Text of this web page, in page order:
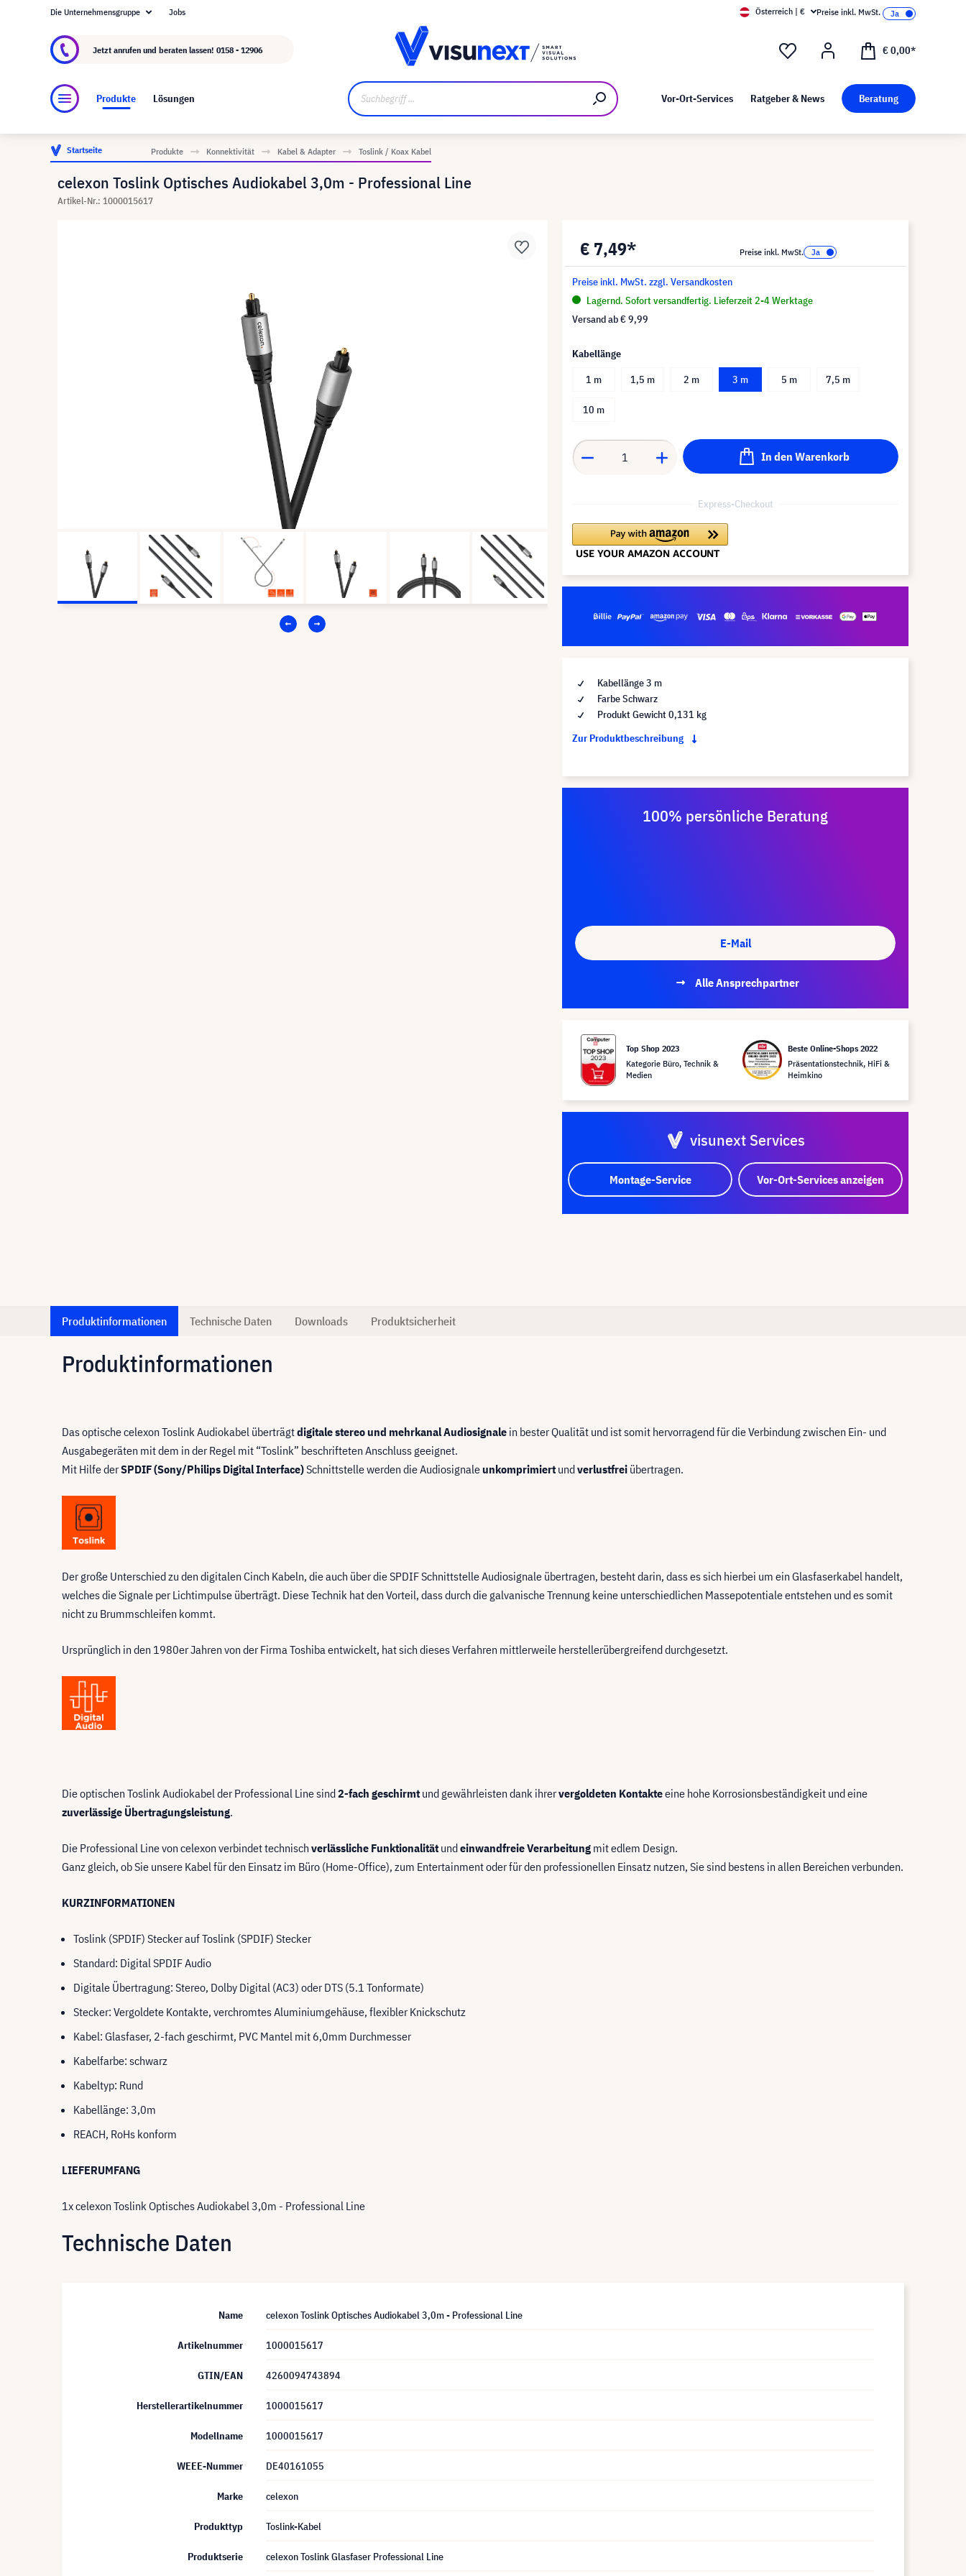
Über visunext.at Kunst bei visunext
Die Unternehmensgruppe Jobs Österreich | € Preise inkl. MwSt.
Jetzt anrufen und beraten lassen! 0158 - 12906 € 0,00*
Produkte Lösungen Vor-Ort-Services Ratgeber & News Beratung
Startseite Produkte Konnektivität Kabel & Adapter Toslink / Koax Kabel
celexon Toslink Optisches Audiokabel 3,0m - Professional Line
Artikel-Nr.: 1000015617
€ 7,49* Preise inkl. MwSt.
Preise inkl. MwSt. zzgl. Versandkosten
Lagernd. Sofort versandfertig. Lieferzeit 2-4 Werktage
Versand ab€ 9,99
Kabellänge
1 m
1,5 m 2 m 3 m 5 m 7,5 m
10 m
In den Warenkorb
Express-Checkout
Kabellänge 3 m
Farbe Schwarz
Produkt Gewicht 0,131 kg
Zur Produktbeschreibung
100% persönliche Beratung
E-Mail
Alle Ansprechpartner
Top Shop 2023
Kategorie Büro, Technik &
Medien
Beste Online-Shops 2022
Präsentationstechnik, HiFi &
Heimkino
visunext Services
Montage-Service Vor-Ort-Services anzeigen
Produktinformationen Technische Daten Downloads Produktsicherheit
Produktinformationen
Das optische celexon Toslink Audiokabel überträgtdigitale stereo und mehrkanal Audiosignale in bester Qualität und ist somit hervorragend für die Verbindung zwischen Ein- und
Ausgabegeräten mit dem in der Regel mit “Toslink” beschrifteten Anschluss geeignet.
Mit Hilfe derSPDIF (Sony/Philips Digital Interface)Schnittstelle werden die Audiosignaleunkomprimiert undverlustfrei übertragen.
Der große Unterschied zu den digitalen Cinch Kabeln, die auch über die SPDIF Schnittstelle Audiosignale übertragen, besteht darin, dass es sich hierbei um ein Glasfaserkabel handelt,
welches die Signale per Lichtimpulse überträgt. Diese Technik hat den Vorteil, dass durch die galvanische Trennung keine unterschiedlichen Massepotentiale entstehen und es somit
nicht zu Brummschleifen kommt.
Ursprünglich in den 1980er Jahren von der Firma Toshiba entwickelt, hat sich dieses Verfahren mittlerweile herstellerübergreifend durchgesetzt.
Die optischen Toslink Audiokabel der Professional Line sind2-fach geschirmt und gewährleisten dank ihrervergoldeten Kontakteeine hohe Korrosionsbeständigkeit und eine
zuverlässige Übertragungsleistung.
Die Professional Line von celexon verbindet technisch verlässliche Funktionalität undeinwandfreie Verarbeitung mit edlem Design.
Ganz gleich, ob Sie unsere Kabel für den Einsatz im Büro (Home-Office), zum Entertainment oder für den professionellen Einsatz nutzen, Sie sind bestens in allen Bereichen verbunden.
KURZINFORMATIONEN
Toslink (SPDIF) Stecker auf Toslink (SPDIF) Stecker
Standard: Digital SPDIF Audio
Digitale Übertragung: Stereo, Dolby Digital (AC3) oder DTS (5.1 Tonformate)
Stecker: Vergoldete Kontakte, verchromtes Aluminiumgehäuse, flexibler Knickschutz
Kabel: Glasfaser, 2-fach geschirmt, PVC Mantel mit 6,0mm Durchmesser
Kabelfarbe: schwarz
Kabeltyp: Rund
Kabellänge: 3,0m
REACH, RoHs konform
LIEFERUMFANG
1x celexon Toslink Optisches Audiokabel 3,0m - Professional Line
Technische Daten
Name celexon Toslink Optisches Audiokabel 3,0m - Professional Line
Artikelnummer 1000015617
GTIN/EAN 4260094743894
Herstellerartikelnummer 1000015617
Modellname 1000015617
WEEE-Nummer DE40161055
Marke celexon
Produkttyp Toslink-Kabel
Produktserie celexon Toslink Glasfaser Professional Line